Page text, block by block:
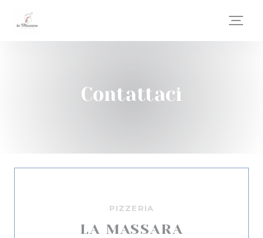
Contattaci
PIZZERIA
LA MASSARA